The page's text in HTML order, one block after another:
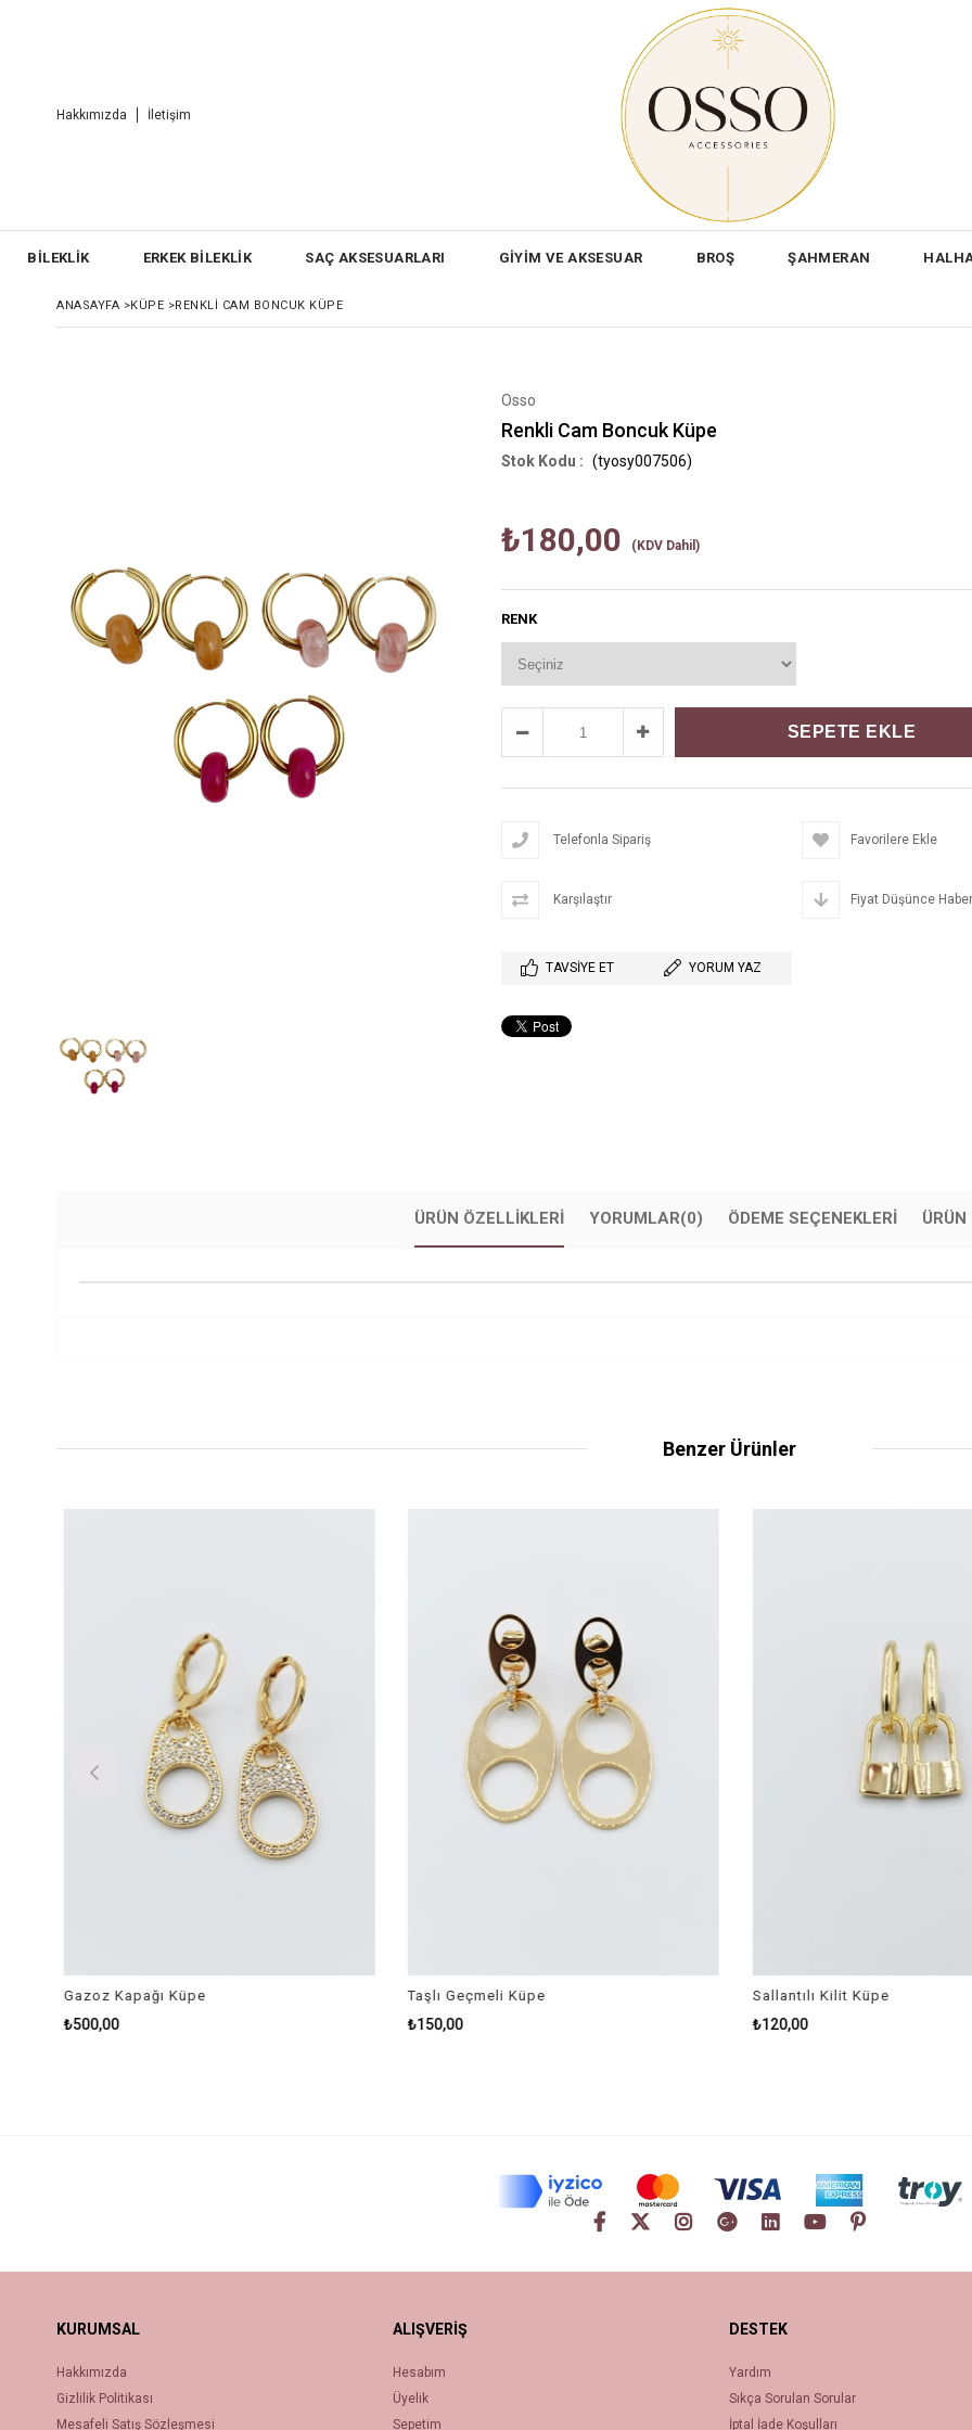
Hakkımızda İletişim
BİLEKLİK ERKEK BİLEKLİK SAÇ AKSESUARLARI GİYİM VE AKSESUAR BROŞ ŞAHMERAN
ANASAYFA >KÜPE >RENKLI CAM BONCUK KÜPE
Osso
Renkli Cam Boncuk Küpe
(tyosy007506)
₺180,00 (KDV Dahil)
RENK
Telefonla Sipariş Favorilere Ekle
Karşılaştır Fiyat Düşünce
TAVSIYE ET YORUM YAZ
ÜRÜN ÖZELLIKLERI YORUMLAR(0) ÖDEME SEÇENEKLERI ÜRÜN
Benzer Ürünler
Gazoz Kapağı Küpe
₺500,00
Taşlı Geçmeli Küpe
₺150,00
Sallantılı Kilit Küpe
₺120,00
KURUMSAL
Hakkımızda
Gizlilik Politikası
Mesafeli Satış Sözleşmesi
ALIŞVERİŞ
Hesabım
Üyelik
Sepetim
DESTEK
Yardım
Sıkça Sorulan Sorular
İptal İade Koşulları